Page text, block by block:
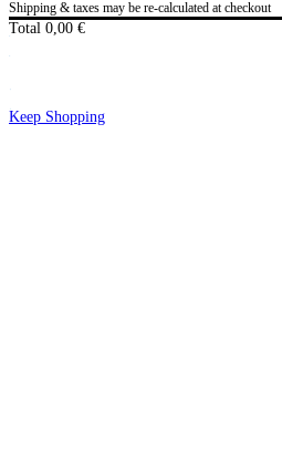
Shipping & taxes may be re-calculated at checkout
Total 0,00 €
Keep Shopping